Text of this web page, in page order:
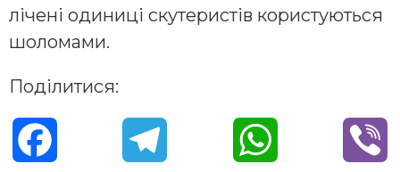
лічені одиниці скутеристів користуються
шоломами.
Поділитися: